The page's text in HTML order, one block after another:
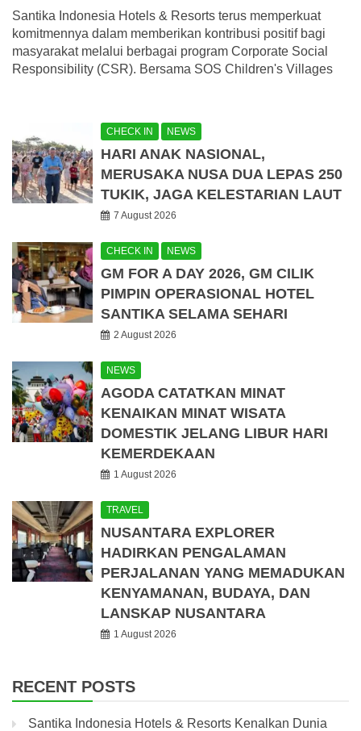
Santika Indonesia Hotels & Resorts terus memperkuat
komitmennya dalam memberikan kontribusi positif bagi
masyarakat melalui berbagai program Corporate Social
Responsibility (CSR). Bersama SOS Children's Villages
CHECK IN NEWS
HARI ANAK NASIONAL,
MERUSAKA NUSA DUA LEPAS 250
TUKIK, JAGA KELESTARIAN LAUT
7 August 2026
CHECK IN NEWS
GM FOR A DAY 2026, GM CILIK
PIMPIN OPERASIONAL HOTEL
SANTIKA SELAMA SEHARI
2 August 2026
NEWS
AGODA CATATKAN MINAT
KENAIKAN MINAT WISATA
DOMESTIK JELANG LIBUR HARI
KEMERDEKAAN
1 August 2026
TRAVEL
NUSANTARA EXPLORER
HADIRKAN PENGALAMAN
PERJALANAN YANG MEMADUKAN
KENYAMANAN, BUDAYA, DAN
LANSKAP NUSANTARA
1 August 2026
RECENT POSTS
Santika Indonesia Hotels & Resorts Kenalkan Dunia